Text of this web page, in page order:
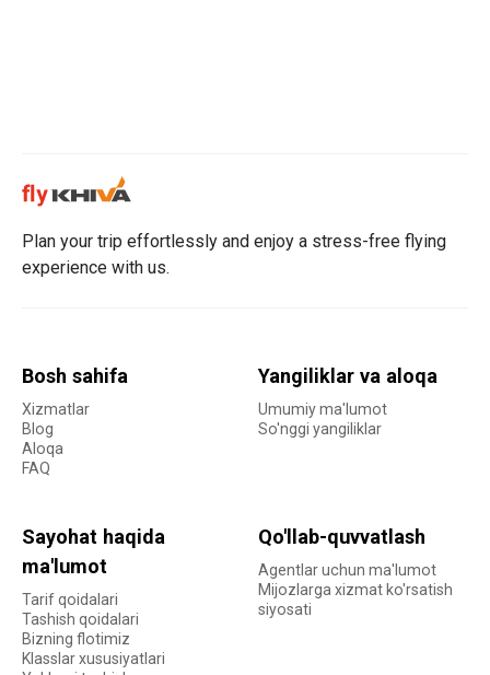
Plan your trip effortlessly and enjoy a stress-free flying
experience with us.
Bosh sahifa
Xizmatlar
Blog
Aloqa
FAQ
Yangiliklar va aloqa
Umumiy ma'lumot
So'nggi yangiliklar
Sayohat haqida
ma'lumot
Tarif qoidalari
Tashish qoidalari
Bizning flotimiz
Klasslar xususiyatlari
Qo'llab-quvvatlash
Agentlar uchun ma'lumot
Mijozlarga xizmat ko'rsatish
siyosati